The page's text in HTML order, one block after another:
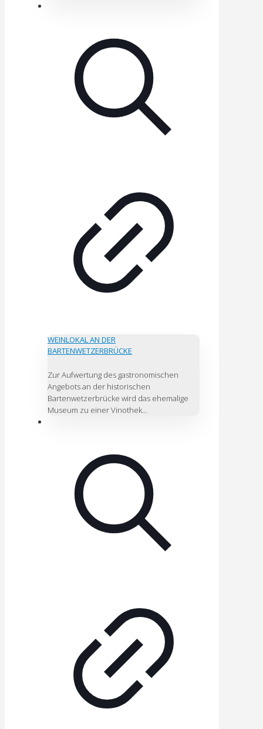
WEINLOKAL AN DER
BARTENWETZERBRÜCKE
Zur Aufwertung des gastronomischen
Angebots an der historischen
Bartenwetzerbrücke wird das ehemalige
Museum zu einer Vinothek...